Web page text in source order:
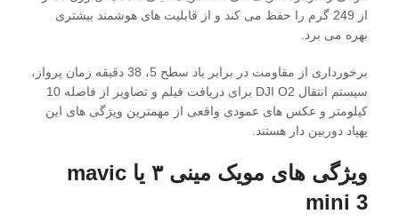
از 249 گرم را حفظ می کند و از قابلیت های هوشمند بیشتری
بهره می برد.
برخورداری از مقاومت در برابر باد سطح 5، 38 دقیقه زمان پرواز،
سیستم انتقال DJI O2 برای دریافت فیلم و تصاویر از فاصله 10
کیلومتر و عکس های عمودی واقعی از مهمترین ویژگی های این
پهپاد دوربین دار هستند.
ویژگی های مویک مینی ۳ یاmavic
mini 3